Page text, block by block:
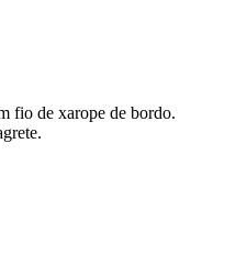
fio de xarope de bordo.